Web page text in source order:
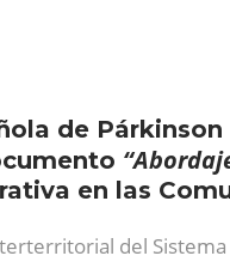
de
en las
del